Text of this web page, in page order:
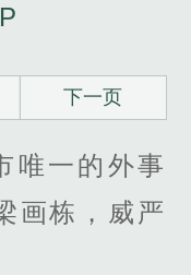
下一页
唯一的外事
画栋，威严